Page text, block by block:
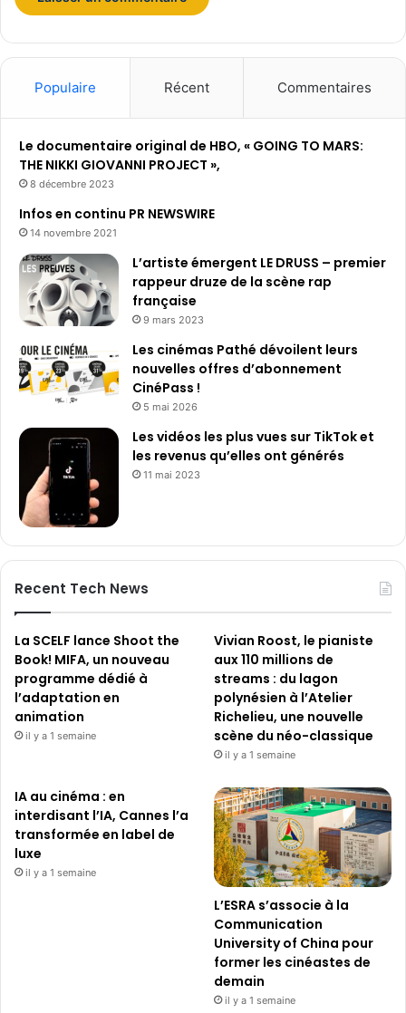
Populaire Récent Commentaires
Le documentaire original de HBO, « GOING TO MARS:
THE NIKKI GIOVANNI PROJECT »,
8 décembre 2023
Infos en continu PR NEWSWIRE
14 novembre 2021
L’artiste émergent LE DRUSS – premier
rappeur druze de la scène rap
française
9 mars 2023
Les cinémas Pathé dévoilent leurs
nouvelles offres d’abonnement
CinéPass !
5 mai 2026
Les vidéos les plus vues sur TikTok et
les revenus qu’elles ont générés
11 mai 2023
Recent Tech News
La SCELF lance Shoot the
Book! MIFA, un nouveau
programme dédié à
l’adaptation en
animation
il y a 1 semaine
Vivian Roost, le pianiste
aux 110 millions de
streams : du lagon
polynésien à l’Atelier
Richelieu, une nouvelle
scène du néo-classique
il y a 1 semaine
IA au cinéma : en
interdisant l’IA, Cannes l’a
transformée en label de
luxe
il y a 1 semaine
L’ESRA s’associe à la
Communication
University of China pour
former les cinéastes de
demain
il y a 1 semaine